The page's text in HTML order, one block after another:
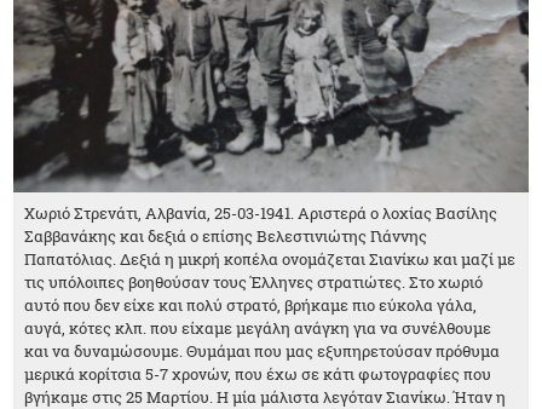
Χωριό Στρενάτι, Αλβανία, 25-03-1941. Αριστερά ο λοχίας Βασίλης
Σαββανάκης και δεξιά ο επίσης Βελεστινιώτης Γιάννης
Παπατόλιας. Δεξιά η μικρή κοπέλα ονομάζεται Σιανίκω και μαζί με
τις υπόλοιπες βοηθούσαν τους Έλληνες στρατιώτες. Στο χωριό
αυτό που δεν είχε και πολύ στρατό, βρήκαμε πιο εύκολα γάλα,
αυγά, κότες κλπ. που είχαμε μεγάλη ανάγκη για να συνέλθουμε
και να δυναμώσουμε. Θυμάμαι που μας εξυπηρετούσαν πρόθυμα
μερικά κορίτσια 5-7 χρονών, που έχω σε κάτι φωτογραφίες που
βγήκαμε στις 25 Μαρτίου. Η μία μάλιστα λεγόταν Σιανίκω. Ήταν η